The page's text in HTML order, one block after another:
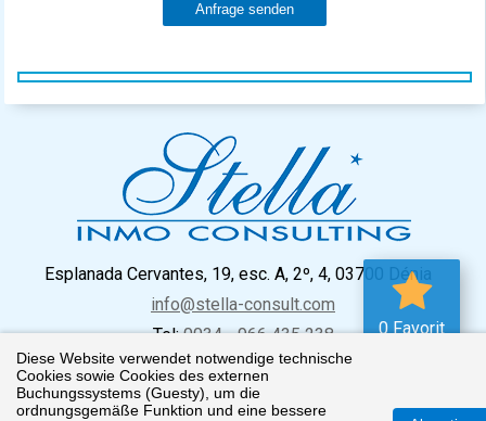
Anfrage senden
0 Favorit
Esplanada Cervantes, 19, esc. A, 2º, 4, 03700 Dénia
info@stella-consult.com
Tel:0034 - 966 435 238
Diese Website verwendet notwendige technische
Cookies sowie Cookies des externen
Buchungssystems (Guesty), um die
ordnungsgemäße Funktion und eine bessere